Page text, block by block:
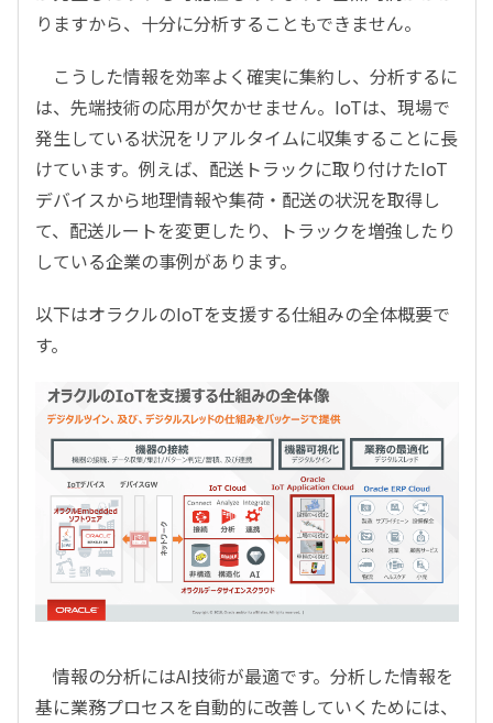
りますから、十分に分析することもできません。
こうした情報を効率よく確実に集約し、分析するに
は、先端技術の応用が欠かせません。IoTは、現場で
発生している状況をリアルタイムに収集することに長
けています。例えば、配送トラックに取り付けたIoT
デバイスから地理情報や集荷・配送の状況を取得し
て、配送ルートを変更したり、トラックを増強したり
している企業の事例があります。
以下はオラクルのIoTを支援する仕組みの全体概要で
す。
情報の分析にはAI技術が最適です。分析した情報を
基に業務プロセスを自動的に改善していくためには、